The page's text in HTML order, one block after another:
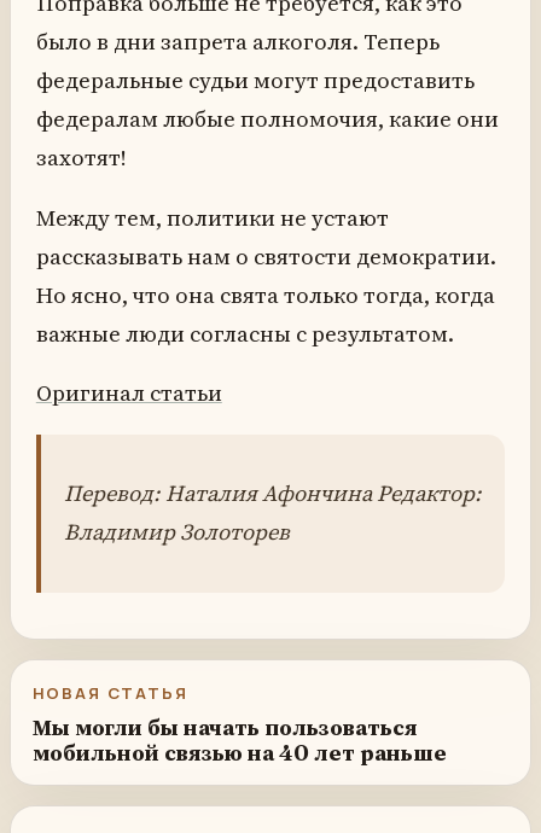
было в дни запрета алкоголя. Теперь
федеральные судьи могут предоставить
федералам любые полномочия, какие они
захотят!
Между тем, политики не устают
рассказывать нам о святости демократии.
Но ясно, что она свята только тогда, когда
важные люди согласны с результатом.
Оригинал статьи
Перевод: Наталия Афончина Редактор:
Владимир Золоторев
НОВАЯ СТАТЬЯ
Мы могли бы начать пользоваться
мобильной связью на 40 лет раньше